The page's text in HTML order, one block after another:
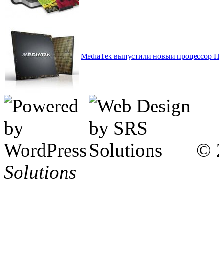
MediaTek выпустили новый процессор
©
Solutions